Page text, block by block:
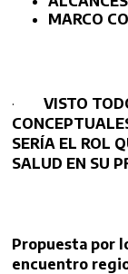
MARCO
· VISTO
SERÍA EL ROL
SALUD EN SU
Propuesta por
encuentro